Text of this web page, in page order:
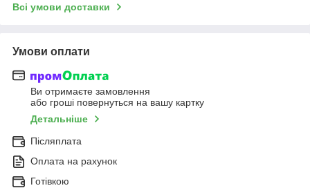
Всі умови доставки
Умови оплати
Ви отримаєте замовлення
або гроші повернуться на вашу картку
Детальніше
Післяплата
Оплата на рахунок
Готівкою